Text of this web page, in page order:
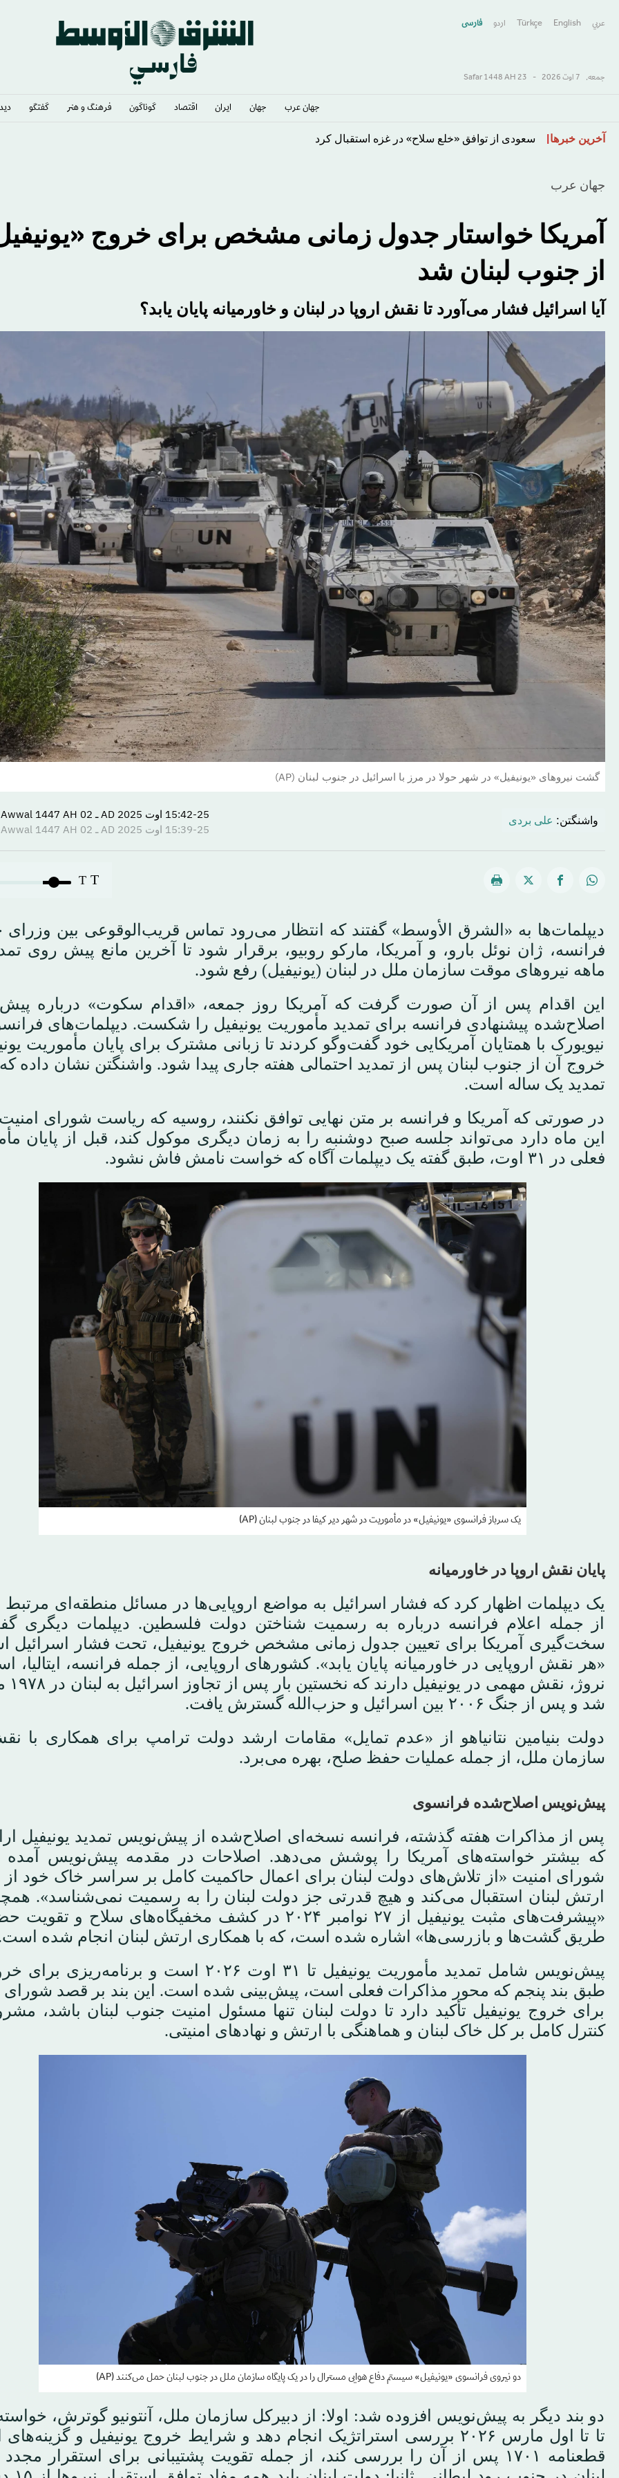
عربي English
Türkçe اردو فارسى
جمعه, 7 اوت 2026 -
23 Safar 1448 AH
جهان عرب جهان ایران اقتصاد گوناگون فرهنگ و هنر گفتگو
رفتن
اصلی
آخرین خبرها معضل ایران ترامپ را گرفتار کرده است
جهان عرب
آمریکا خواستار جدول زمانی مشخص برای خروج
از جنوب لبنان شد
آیا اسرائیل فشار می‌آورد تا نقش اروپا در لبنان و خاورمیانه پایان یابد؟
گشت نیروهای «یونیفیل» در شهر حولا در مرز با اسرائیل در جنوب لبنان (AP)
واشنگتن: علی بردی
15:42-25 اوت 2025 AD ـ 02 Rabi’ Al-Awwal 1447 AH
15:39-25 اوت 2025 AD ـ 02 Rabi’ Al-Awwal 1447 AH
T
T
دیپلمات‌ها به «الشرق الأوسط» گفتند که انتظار می‌رود تماس قریب‌الوقوعی بین وزرای
ماهه نیروهای موقت سازمان ملل در لبنان (یونیفیل) رفع شود.
این اقدام پس از آن صورت گرفت که آمریکا روز جمعه، «اقدام سکوت» درباره
اصلاح‌شده پیشنهادی فرانسه برای تمدید مأموریت یونیفیل را شکست. دیپلمات‌های
نیویورک با همتایان آمریکایی خود گفت‌وگو کردند تا زبانی مشترک برای پایان مأموریت
خروج آن از جنوب لبنان پس از تمدید احتمالی هفته جاری پیدا شود. واشنگتن نشان داده که
تمدید یک ساله است.
در صورتی که آمریکا و فرانسه بر متن نهایی توافق نکنند، روسیه که ریاست شورای
این ماه دارد می‌تواند جلسه صبح دوشنبه را به زمان دیگری موکول کند، قبل از پایان
فعلی در ۳۱ اوت، طبق گفته یک دیپلمات آگاه که خواست نامش فاش نشود.
یک سرباز فرانسوی «یونیفیل» در مأموریت در شهر دیر کیفا در جنوب لبنان (AP)
پایان نقش اروپا در خاورمیانه
یک دیپلمات اظهار کرد که فشار اسرائیل به مواضع اروپایی‌ها در مسائل منطقه‌ای
از جمله اعلام فرانسه درباره به رسمیت شناختن دولت فلسطین. دیپلمات دیگری
سخت‌گیری آمریکا برای تعیین جدول زمانی مشخص خروج یونیفیل، تحت فشار اسرائیل
«هر نقش اروپایی در خاورمیانه پایان یابد». کشورهای اروپایی، از جمله فرانسه، ایتالیا،
شد و پس از جنگ ۲۰۰۶ بین اسرائیل و حزب‌الله گسترش یافت.
دولت بنیامین نتانیاهو از «عدم تمایل» مقامات ارشد دولت ترامپ برای همکاری با
سازمان ملل، از جمله عملیات حفظ صلح، بهره می‌برد.
پیش‌نویس اصلاح‌شده فرانسوی
پس از مذاکرات هفته گذشته، فرانسه نسخه‌ای اصلاح‌شده از پیش‌نویس تمدید یونیفیل
که بیشتر خواسته‌های آمریکا را پوشش می‌دهد. اصلاحات در مقدمه پیش‌نویس
شورای امنیت «از تلاش‌های دولت لبنان برای اعمال حاکمیت کامل بر سراسر خاک خود
ارتش لبنان استقبال می‌کند و هیچ قدرتی جز دولت لبنان را به رسمیت نمی‌شناسد».
«پیشرفت‌های مثبت یونیفیل از ۲۷ نوامبر ۲۰۲۴ در کشف مخفیگاه‌های سلاح و
طریق گشت‌ها و بازرسی‌ها» اشاره شده است، که با همکاری ارتش لبنان انجام شده
پیش‌نویس شامل تمدید مأموریت یونیفیل تا ۳۱ اوت ۲۰۲۶ است و
طبق بند پنجم که محور مذاکرات فعلی است، پیش‌بینی شده است. این بند بر قصد شورای
برای خروج یونیفیل تأکید دارد تا دولت لبنان تنها مسئول امنیت جنوب لبنان باشد،
کنترل کامل بر کل خاک لبنان و هماهنگی با ارتش و نهادهای امنیتی.
دو نیروی فرانسوی «یونیفیل» سیستم دفاع هوایی مسترال را در یک پایگاه سازمان ملل در جنوب لبنان حمل می‌کنند (AP)
دو بند دیگر به پیش‌نویس افزوده شد: اولا: از دبیرکل سازمان ملل، آنتونیو گوترش،
تا تا اول مارس ۲۰۲۶ بررسی استراتژیک انجام دهد و شرایط خروج یونیفیل و
قطعنامه ۱۷۰۱ پس از آن را بررسی کند، از جمله تقویت پشتیبانی برای استقرار